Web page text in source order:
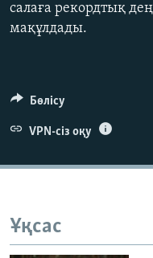
720p
салаға рекордтық
мақұлдады.
Бөлісу
VPN-сіз оқу
Ұқсас